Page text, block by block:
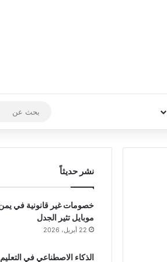
نشر حديثاً
خصومات غير قانونية في
موبايل تثير الجدل
22 أبريل، 2026
الذكاء الاصطناعي في التعليم